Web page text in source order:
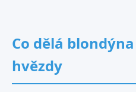
Co dělá
hvězdy